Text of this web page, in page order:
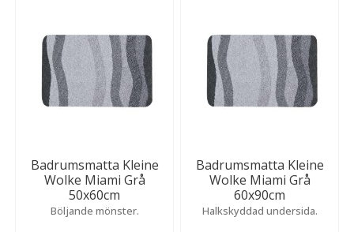
Badrumsmatta Kleine
Wolke Miami Grå
50x60cm
Böljande mönster.
Badrumsmatta Kleine
Wolke Miami Grå
60x90cm
Halkskyddad undersida.